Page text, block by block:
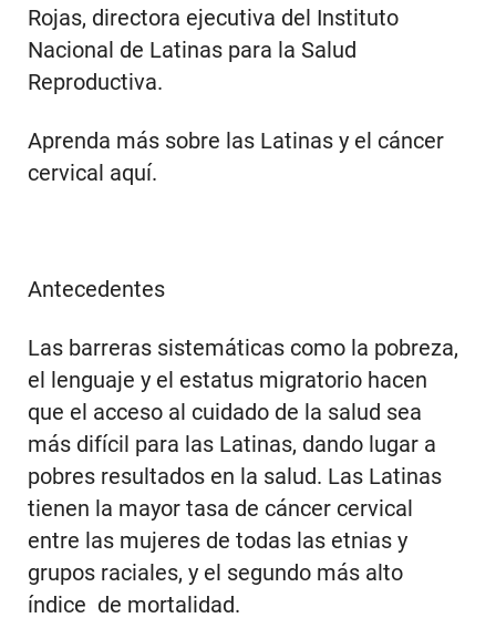
Rojas, directora ejecutiva del Instituto
Nacional de Latinas para la Salud
Reproductiva.
Aprenda más sobre las Latinas y el cáncer
cervical aquí.
Antecedentes
Las barreras sistemáticas como la pobreza,
el lenguaje y el estatus migratorio hacen
que el acceso al cuidado de la salud sea
más difícil para las Latinas, dando lugar a
pobres resultados en la salud. Las Latinas
tienen la mayor tasa de cáncer cervical
entre las mujeres de todas las etnias y
grupos raciales, y el segundo más alto
índice de mortalidad.